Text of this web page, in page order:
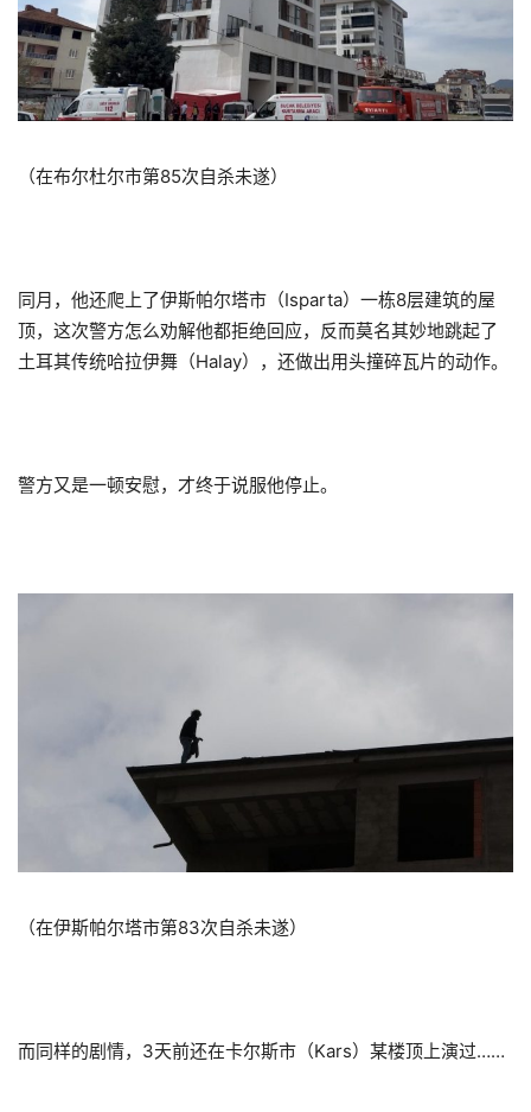
（在布尔杜尔市第85次自杀未遂）
同月，他还爬上了伊斯帕尔塔市（Isparta）一栋8层建筑的屋
顶，这次警方怎么劝解他都拒绝回应，反而莫名其妙地跳起了
土耳其传统哈拉伊舞（Halay），还做出用头撞碎瓦片的动作。
警方又是一顿安慰，才终于说服他停止。
（在伊斯帕尔塔市第83次自杀未遂）
而同样的剧情，3天前还在卡尔斯市（Kars）某楼顶上演过……